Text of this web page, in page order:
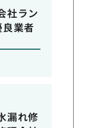
社ラン
業者
漏れ修